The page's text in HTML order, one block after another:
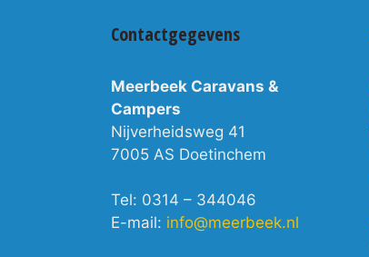
Contactgegevens
Meerbeek Caravans &
Campers
Nijverheidsweg 41
7005 AS Doetinchem
Tel: 0314 – 344046
E-mail: info@meerbeek.nl